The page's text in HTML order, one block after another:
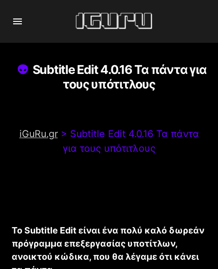
Subtitle Edit 4.0.16 Τα πάντα για
τους υπότιτλους
iGuRu.gr> Subtitle Edit 4.0.16 Τα πάντα
για τους υπότιτλους
Το Subtitle Edit είναι ένα πολύ καλό δωρεάν
πρόγραμμα επεξεργασίας υποτίτλων,
ανοικτού κώδικα, που θα λέγαμε ότι κάνει